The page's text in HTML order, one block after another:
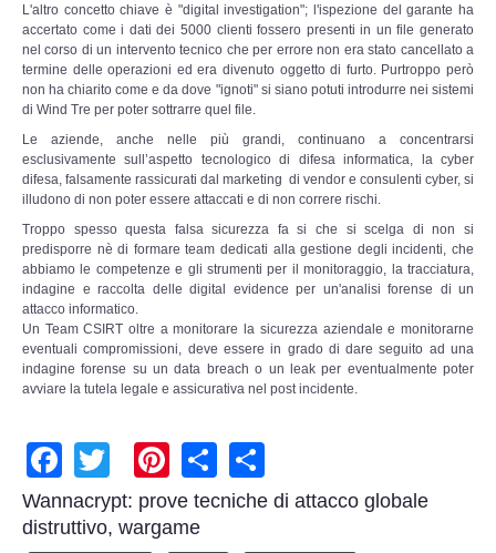
L'altro concetto chiave è "digital investigation"; l'ispezione del garante ha
accertato come i dati dei 5000 clienti fossero presenti in un file generato
nel corso di un intervento tecnico che per errore non era stato cancellato a
termine delle operazioni ed era divenuto oggetto di furto. Purtroppo però
non ha chiarito come e da dove "ignoti" si siano potuti introdurre nei sistemi
di Wind Tre per poter sottrarre quel file.
Le aziende, anche nelle più grandi, continuano a concentrarsi
esclusivamente sull’aspetto tecnologico di difesa informatica, la cyber
difesa, falsamente rassicurati dal marketing di vendor e consulenti cyber, si
illudono di non poter essere attaccati e di non correre rischi.
Troppo spesso questa falsa sicurezza fa si che si scelga di non si
predisporre nè di formare team dedicati alla gestione degli incidenti, che
abbiamo le competenze e gli strumenti per il monitoraggio, la tracciatura,
indagine e raccolta delle digital evidence per un'analisi forense di un
attacco informatico.
Un Team CSIRT oltre a monitorare la sicurezza aziendale e monitorarne
eventuali compromissioni, deve essere in grado di dare seguito ad una
indagine forense su un data breach o un leak per eventualmente poter
avviare la tutela legale e assicurativa nel post incidente.
Facebook
TwitterPinterest
Share
Wannacrypt: prove tecniche di attacco globale
distruttivo, wargame